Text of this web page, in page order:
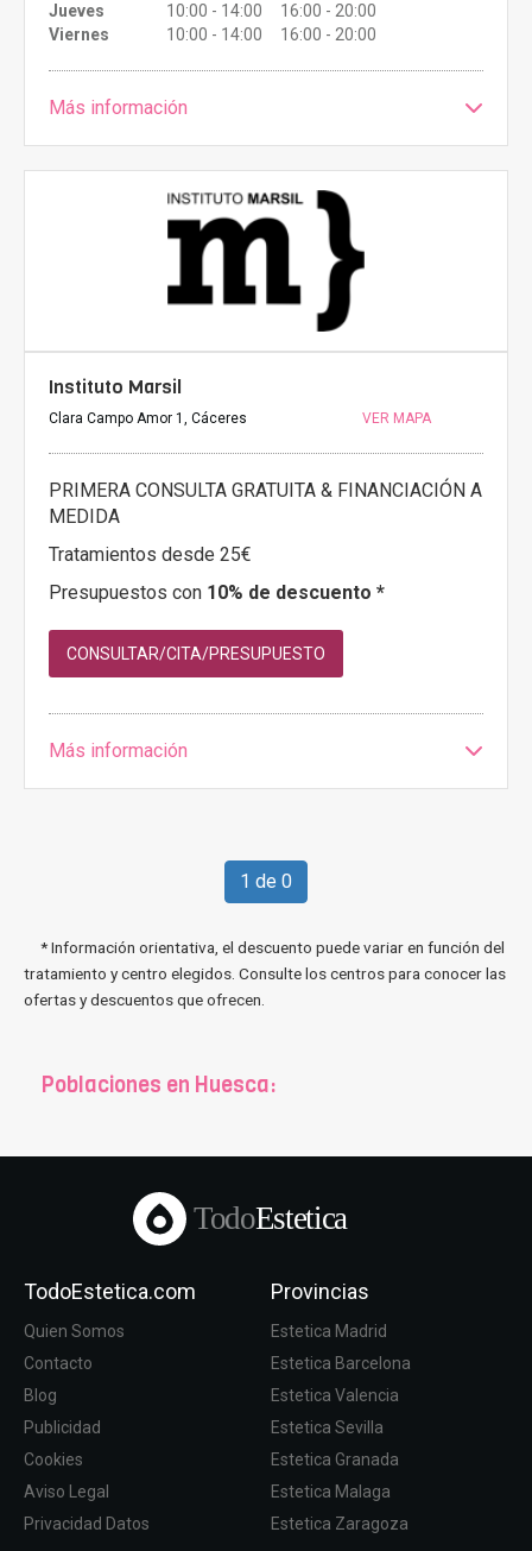
Jueves
10:00 - 14:00 16:00 - 20:00
Viernes
10:00 - 14:00 16:00 - 20:00
Más información
Instituto Marsil
Clara Campo Amor 1, Cáceres VER MAPA
PRIMERA CONSULTA GRATUITA & FINANCIACIÓN A
MEDIDA
Tratamientos desde 25€
Presupuestos con 10% de descuento *
CONSULTAR/CITA/PRESUPUESTO
Más información
1 de 0
* Información orientativa, el descuento puede variar en función del
tratamiento y centro elegidos. Consulte los centros para conocer las
ofertas y descuentos que ofrecen.
Poblaciones en Huesca:
TodoEstetica
TodoEstetica.com
Quien Somos
Contacto
Blog
Publicidad
Cookies
Aviso Legal
Privacidad Datos
Provincias
Estetica Madrid
Estetica Barcelona
Estetica Valencia
Estetica Sevilla
Estetica Granada
Estetica Malaga
Estetica Zaragoza